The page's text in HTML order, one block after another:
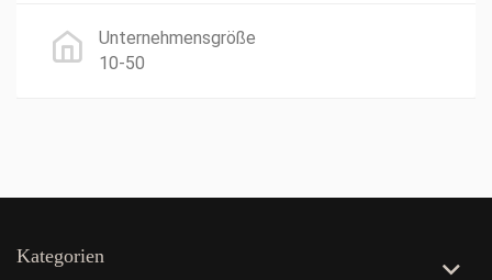
Unternehmensgröße
10-50
Kategorien